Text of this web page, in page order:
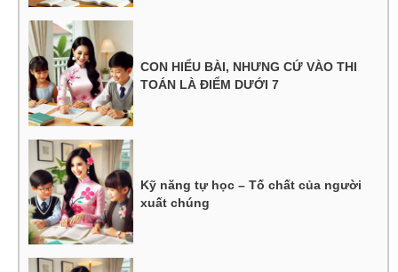
CON HIỂU BÀI, NHƯNG CỨ VÀO THI
TOÁN LÀ ĐIỂM DƯỚI 7
Kỹ năng tự học – Tố chất của người
xuất chúng